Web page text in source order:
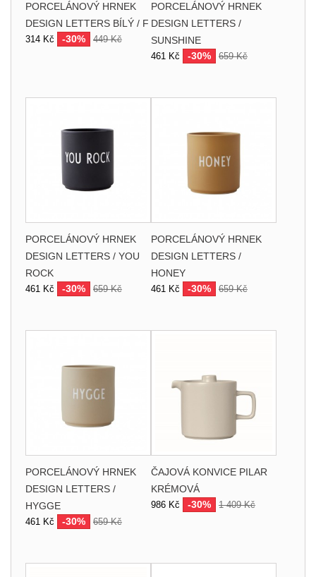
PORCELÁNOVÝ HRNEK
DESIGN LETTERS BÍLÝ / F
314 Kč -30% 449 Kč
PORCELÁNOVÝ HRNEK
DESIGN LETTERS /
SUNSHINE
461 Kč -30% 659 Kč
PORCELÁNOVÝ HRNEK
DESIGN LETTERS / YOU
ROCK
461 Kč -30% 659 Kč
PORCELÁNOVÝ HRNEK
DESIGN LETTERS /
HONEY
461 Kč -30% 659 Kč
PORCELÁNOVÝ HRNEK
DESIGN LETTERS /
HYGGE
461 Kč -30% 659 Kč
ČAJOVÁ KONVICE PILAR
KRÉMOVÁ
986 Kč -30% 1 409 Kč